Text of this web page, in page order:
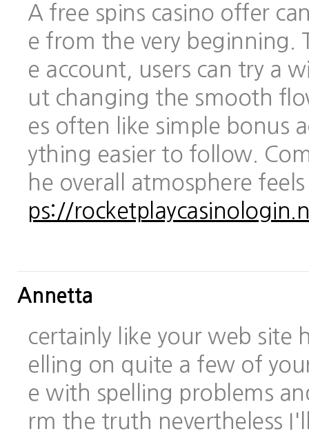
A free spins casino offer
e from the very beginning.
e account, users can try a
ut changing the smooth
es often like simple bonus
ything easier to follow.
he overall atmosphere
ps://
Annetta
certainly like your web site
elling on quite a few of
e with spelling problems
rm the truth nevertheless